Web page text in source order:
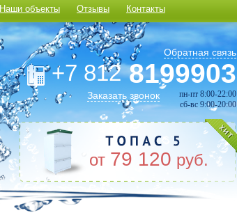
Наши объекты Отзывы Контакты
Обратная связь
+7 8128199903
Заказать звонок
пн-пт 8:00-22:00
сб-вс 9:00-20:00
от 79 120 руб.